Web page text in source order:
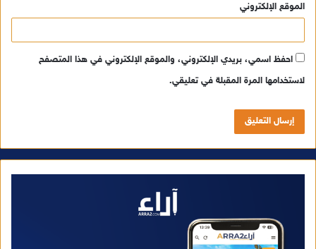
الموقع الإلكتروني
احفظ اسمي، بريدي الإلكتروني، والموقع الإلكتروني في هذا المتصفح
لاستخدامها المرة المقبلة في تعليقي.